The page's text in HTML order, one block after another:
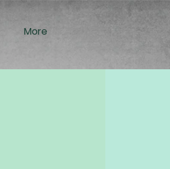
More